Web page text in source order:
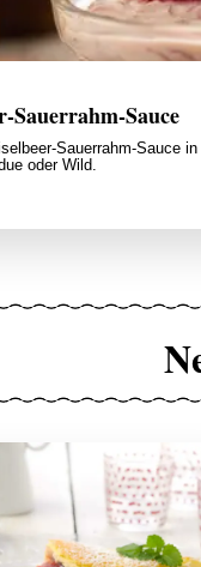
Sauerrahm-Sauce
oder Wild.